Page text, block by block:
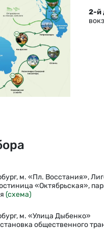
2-й
м. «Пл. Восстания»,
«Октябрьская»,
(схема)
м. «Улица Дыбенко»
общественного